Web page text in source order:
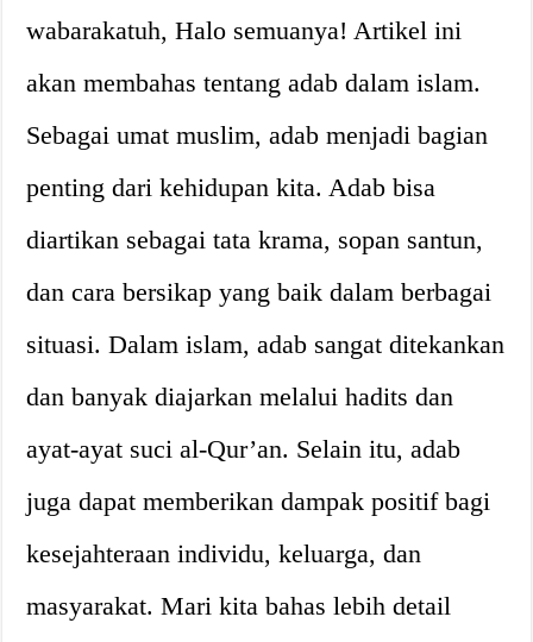
wabarakatuh, Halo semuanya! Artikel ini
akan membahas tentang adab dalam islam.
Sebagai umat muslim, adab menjadi bagian
penting dari kehidupan kita. Adab bisa
diartikan sebagai tata krama, sopan santun,
dan cara bersikap yang baik dalam berbagai
situasi. Dalam islam, adab sangat ditekankan
dan banyak diajarkan melalui hadits dan
ayat-ayat suci al-Qur’an. Selain itu, adab
juga dapat memberikan dampak positif bagi
kesejahteraan individu, keluarga, dan
masyarakat. Mari kita bahas lebih detail